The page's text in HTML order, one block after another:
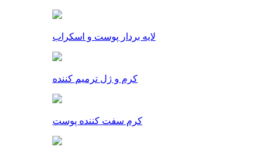
لایه بردار پوست و اسکراب
کرم و ژل ترمیم کننده
کرم سفت کننده پوست